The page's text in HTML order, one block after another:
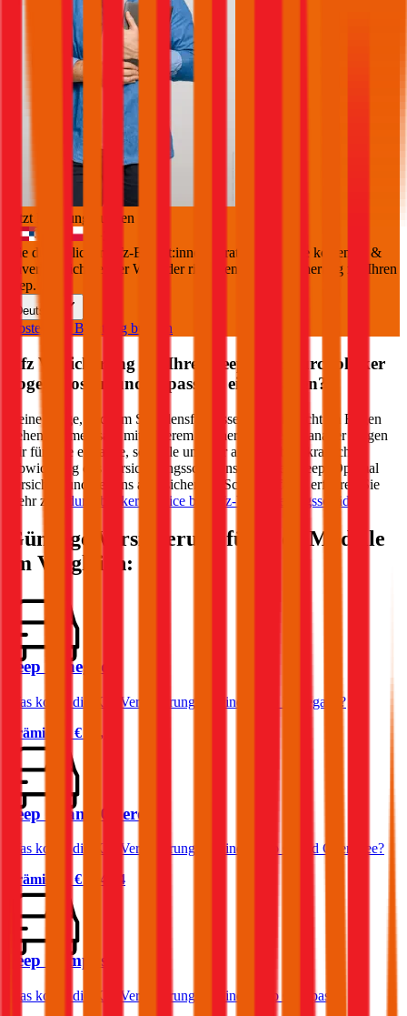
Jetzt Beratung buchen
+
Die durchblicker Kfz-Expert:innen beraten Sie gerne kostenlos &
unverbindlich bei der Wahl der richtigen Kfz-Versicherung für Ihren
Jeep.
Deutsch
Kostenlose Beratung buchen
Kfz Versicherung für Ihren Jeep
über durchblicker
abgeschlossen und es passiert ein Schaden?
Keine Sorge, auch im Schadensfall lassen wir Sie nicht im Regen
stehen! Gemeinsam mit unserem Partner Schaden-Manager sorgen
wir für eine einfache, schnelle und vor allem unbürokratische
Abwicklung des Versicherungsschadens bei Ihrem
Jeep . Optimal
versichert und bestens abgesichert im Schadensfall – erfahren Sie
mehr zum
durchblicker Service bei Kfz-Versicherungsschäden
Günstige Versicherung für
Modelle
im Vergleich:
Jeep Renegade
Was kostet die Kfz-Versicherung für einen Jeep Renegade?
Prämie ab € 66,13
Jeep Grand Cherokee
Was kostet die Kfz-Versicherung für einen Jeep Grand Cherokee?
Prämie ab € 154,64
Jeep Compass
Was kostet die Kfz-Versicherung für einen Jeep Compass?